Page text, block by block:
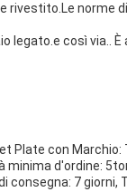
norme
legato.e così via..
Plate con Marchio:
minima d'ordine:
7 giorni,